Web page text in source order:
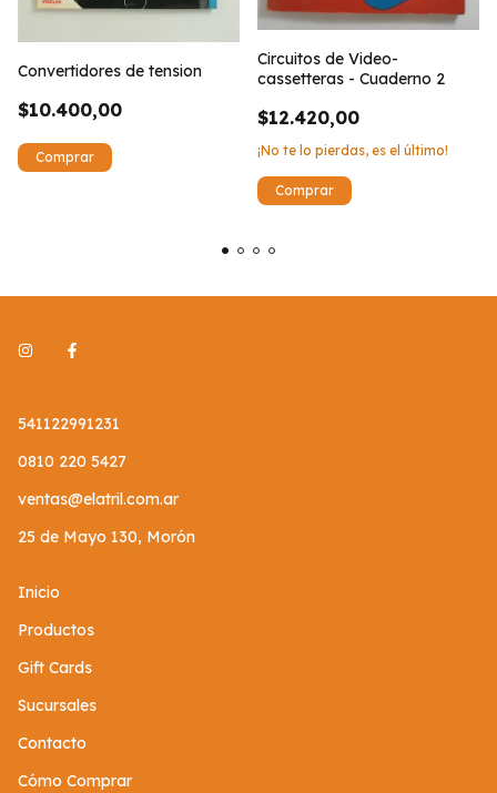
Convertidores de tension
$10.400,00
Circuitos de Video-
cassetteras - Cuaderno 2
$12.420,00
¡No te lo pierdas, es el último!
541122991231
0810 220 5427
ventas@elatril.com.ar
25 de Mayo 130, Morón
Inicio
Productos
Gift Cards
Sucursales
Contacto
Cómo Comprar